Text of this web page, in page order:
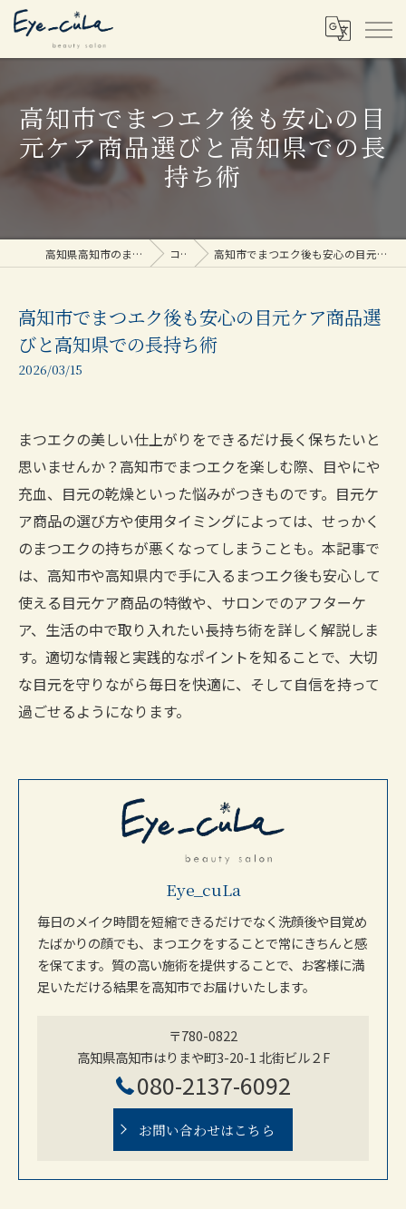
高知市でまつエク後も安心の目
元ケア商品選びと高知県での長
持ち術
高知県高知市のまつエクならEye_cuLa コラム 高知市でまつエク後も安心の目元ケア商品選びと高知県での長持ち術
高知市でまつエク後も安心の目元ケア商品選
びと高知県での長持ち術
2026/03/15
まつエクの美しい仕上がりをできるだけ長く保ちたいと
思いませんか？高知市でまつエクを楽しむ際、目やにや
充血、目元の乾燥といった悩みがつきものです。目元ケ
ア商品の選び方や使用タイミングによっては、せっかく
のまつエクの持ちが悪くなってしまうことも。本記事で
は、高知市や高知県内で手に入るまつエク後も安心して
使える目元ケア商品の特徴や、サロンでのアフターケ
ア、生活の中で取り入れたい長持ち術を詳しく解説しま
す。適切な情報と実践的なポイントを知ることで、大切
な目元を守りながら毎日を快適に、そして自信を持って
過ごせるようになります。
Eye_cuLa
毎日のメイク時間を短縮できるだけでなく洗顔後や目覚め
たばかりの顔でも、まつエクをすることで常にきちんと感
を保てます。質の高い施術を提供することで、お客様に満
足いただける結果を高知市でお届けいたします。
〒780-0822
高知県高知市はりまや町3-20-1 北街ビル２F
080-2137-6092
お問い合わせはこちら